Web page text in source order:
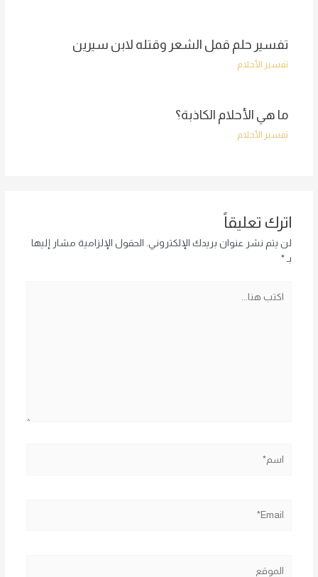
تفسير حلم قمل الشعر وقتله لابن سيرين
تفسير الأحلام
ما هي الأحلام الكاذبة؟
تفسير الأحلام
اترك تعليقاً
لن يتم نشر عنوان بريدك الإلكتروني.
الحقول الإلزامية مشار إليها
بـ *
هنا...